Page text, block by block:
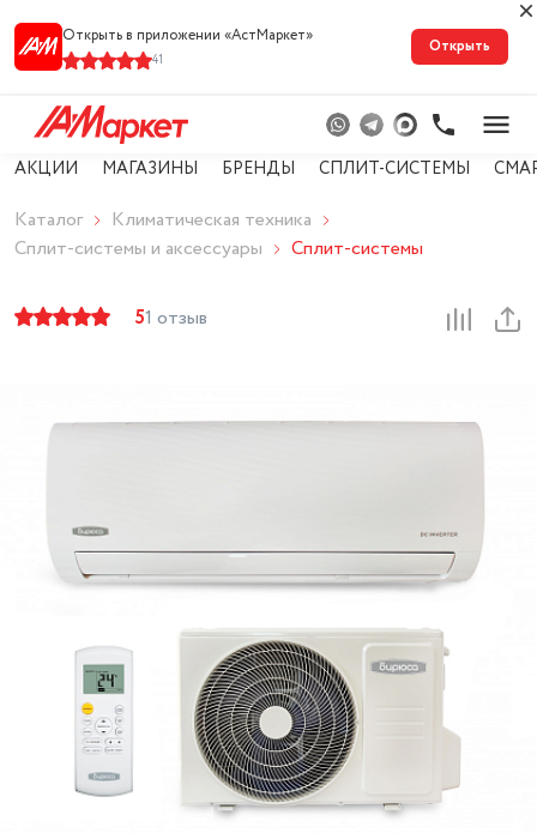
Открыть в приложении «АстМарке‪т‬»
41
Открыть
АКЦИИ МАГАЗИНЫ БРЕНДЫ СПЛИТ-СИСТЕМЫ
Каталог
Климатическая техника
Сплит-системы и аксессуары
Сплит-системы
51 отзыв